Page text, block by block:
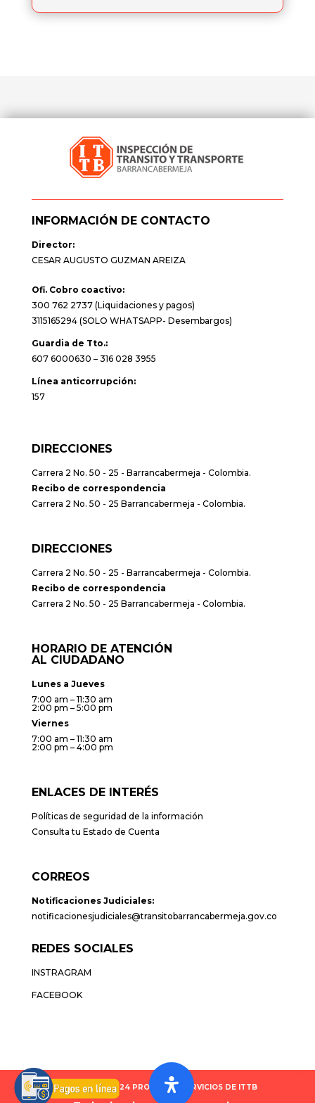
INFORMACIÓN DE CONTACTO
Director:
CESAR AUGUSTO GUZMAN AREIZA
Ofi. Cobro coactivo:
300 762 2737 (Liquidaciones y pagos)
3115165294 (SOLO WHATSAPP- Desembargos)
Guardia de Tto.:
607 6000630 – 316 028 3955
Línea anticorrupción:
157
DIRECCIONES
Carrera 2 No. 50 - 25 - Barrancabermeja - Colombia.
Recibo de correspondencia
Carrera 2 No. 50 - 25 Barrancabermeja - Colombia.
DIRECCIONES
Carrera 2 No. 50 - 25 - Barrancabermeja - Colombia.
Recibo de correspondencia
Carrera 2 No. 50 - 25 Barrancabermeja - Colombia.
HORARIO DE ATENCIÓN
AL CIUDADANO
Lunes a Jueves
7:00 am – 11:30 am
2:00 pm – 5:00 pm
Viernes
7:00 am – 11:30 am
2:00 pm – 4:00 pm
ENLACES DE INTERÉS
Políticas de seguridad de la información
Consulta tu Estado de Cuenta
CORREOS
Notificaciones Judiciales:
notificacionesjudiciales@transitobarrancabermeja.gov.co
REDES SOCIALES
INSTRAGRAM
FACEBOOK
Copyright © 2024 PROGRAMA SERVICIOS DE ITTB